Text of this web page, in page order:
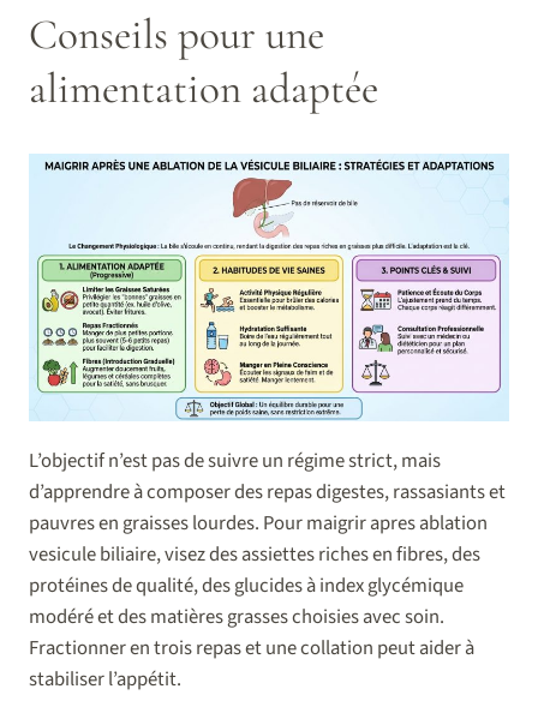
Conseils pour une
alimentation adaptée
L’objectif n’est pas de suivre un régime strict, mais
d’apprendre à composer des repas digestes, rassasiants et
pauvres en graisses lourdes. Pour maigrir apres ablation
vesicule biliaire, visez des assiettes riches en fibres, des
protéines de qualité, des glucides à index glycémique
modéré et des matières grasses choisies avec soin.
Fractionner en trois repas et une collation peut aider à
stabiliser l’appétit.